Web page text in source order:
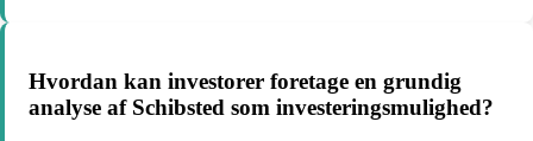
Hvordan kan investorer foretage en grundig
analyse af Schibsted som investeringsmulighed?